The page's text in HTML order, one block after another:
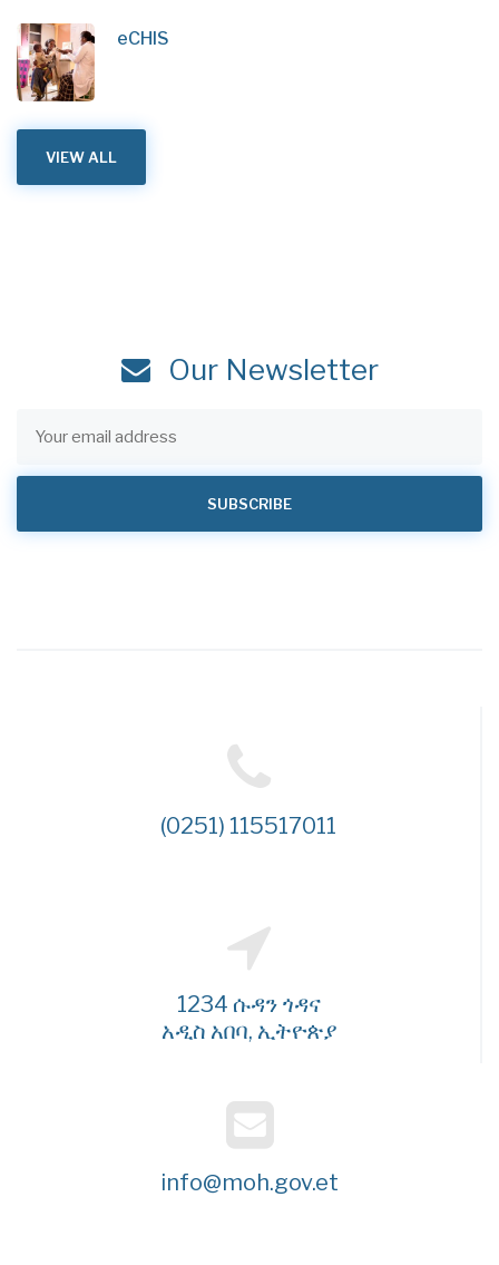
eCHIS
VIEW ALL
Our Newsletter
(0251) 115517011
1234 ሱዳን ጎዳና
አዲስ አበባ, ኢትዮጵያ
info@moh.gov.et